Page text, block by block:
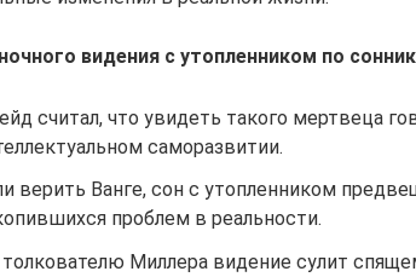
видения с утопленником по
считал, что увидеть такого мертвеца
саморазвитии.
верить Ванге, сон с утопленником
проблем в реальности.
Миллера видение сулит